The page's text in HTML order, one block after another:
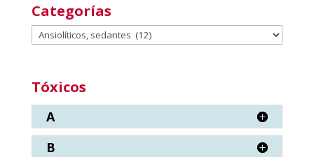
Categorías
Categorías
Tóxicos
A
B